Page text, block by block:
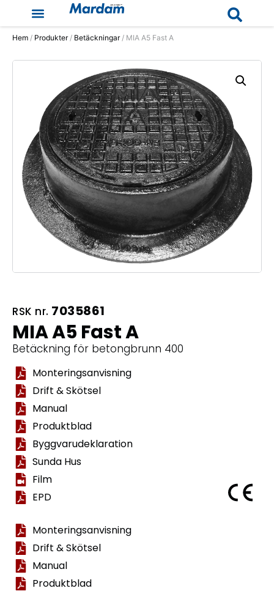
Hem / Produkter/ Betäckningar/ MIA A5 Fast A
RSK nr. 7035861
MIA A5 Fast A
Betäckning för betongbrunn 400
Monteringsanvisning
Drift & Skötsel
Manual
Produktblad
Byggvarudeklaration
Sunda Hus
Film
EPD
Monteringsanvisning
Drift & Skötsel
Manual
Produktblad